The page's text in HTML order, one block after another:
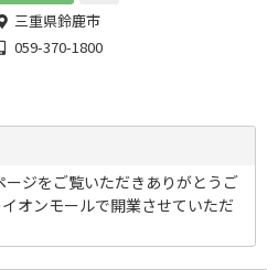
三重県鈴鹿市
059-370-1800
ジをご覧いただきありがとうご
オンモールで開業させていただ